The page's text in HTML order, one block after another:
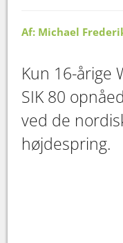
Af: Michael
Kun 16-årige
SIK 80
ved de
højdespring.